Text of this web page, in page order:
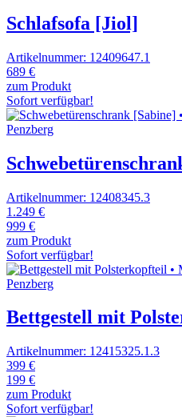
Schlafsofa [Jiol]
Artikelnummer: 12409647.1
689 €
zum Produkt
Sofort verfügbar!
Artikelnummer: 12408345.3
1.249 €
999 €
zum Produkt
Sofort verfügbar!
Bettgestell mit
Artikelnummer: 12415325.1.3
399 €
199 €
zum Produkt
Sofort verfügbar!